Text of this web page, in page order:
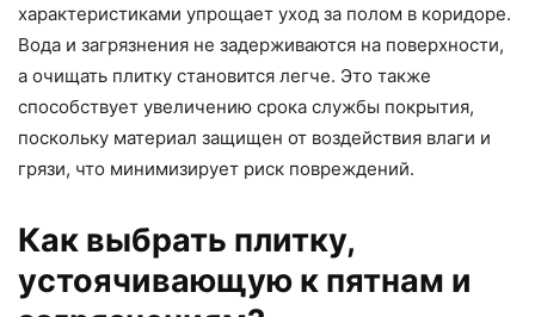
характеристиками упрощает уход за полом в коридоре.
Вода и загрязнения не задерживаются на поверхности,
а очищать плитку становится легче. Это также
способствует увеличению срока службы покрытия,
поскольку материал защищен от воздействия влаги и
грязи, что минимизирует риск повреждений.
Как выбрать плитку,
устоячивающую к пятнам и